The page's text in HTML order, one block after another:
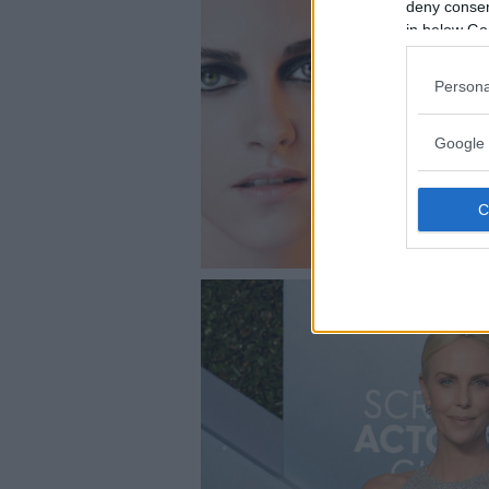
deny
in below
Google